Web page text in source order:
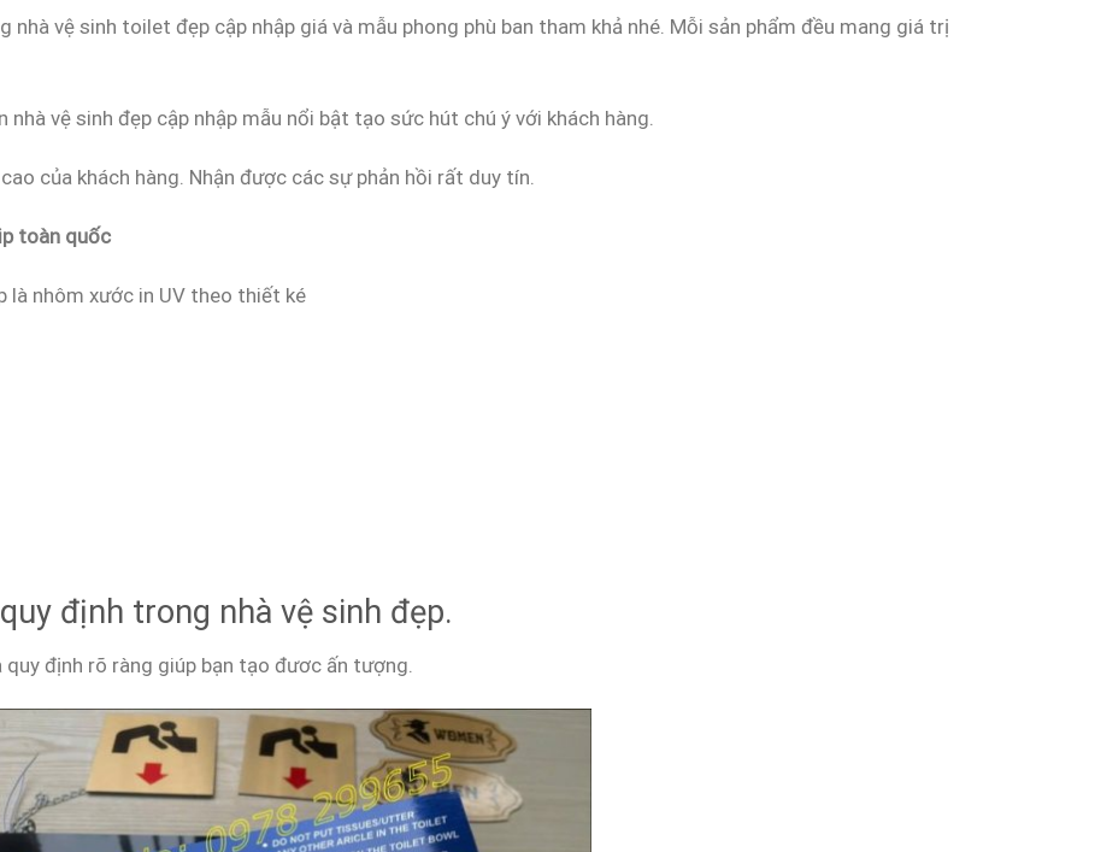
nhà vệ sinh toilet đẹp cập nhập giá và mẫu phong phù ban tham khả nhé. Mỗi sản phẩm đều mang giá trị
vệ sinh đẹp cập nhập mẫu nổi bật tạo sức hút chú ý với khách hàng.
của khách hàng. Nhận được các sự phản hồi rất duy tín.
toàn quốc
là nhôm xước in UV theo thiết ké
định trong nhà vệ sinh đẹp.
định rõ ràng giúp bạn tạo đươc ấn tượng.